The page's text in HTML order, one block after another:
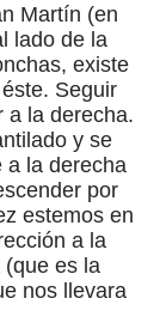
Martín (en
lado de la
existe
Seguir
a la derecha.
y se
a la derecha
por
estemos en
a la
es la
nos llevara